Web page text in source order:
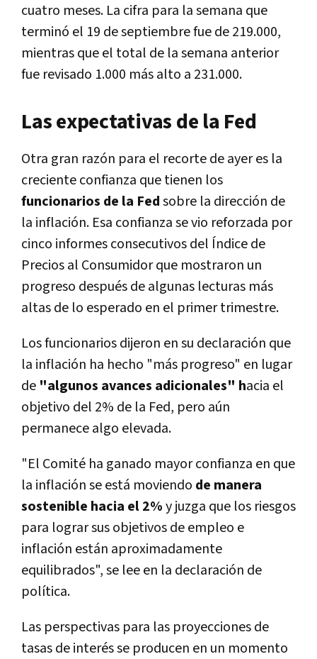
cuatro meses. La cifra para la semana que
terminó el 19 de septiembre fue de 219.000,
mientras que el total de la semana anterior
fue revisado 1.000 más alto a 231.000.
Las expectativas de la Fed
Otra gran razón para el recorte de ayer es la
creciente confianza que tienen los
funcionarios de la Fedsobre la dirección de
la inflación. Esa confianza se vio reforzada por
cinco informes consecutivos del Índice de
Precios al Consumidor que mostraron un
progreso después de algunas lecturas más
altas de lo esperado en el primer trimestre.
Los funcionarios dijeron en su declaración que
la inflación ha hecho "más progreso" en lugar
de "algunos avances adicionales" hacia el
objetivo del 2% de la Fed, pero aún
permanece algo elevada.
"El Comité ha ganado mayor confianza en que
la inflación se está moviendo de manera
sostenible hacia el 2%y juzga que los riesgos
para lograr sus objetivos de empleo e
inflación están aproximadamente
equilibrados", se lee en la declaración de
política.
Las perspectivas para las proyecciones de
tasas de interés se producen en un momento